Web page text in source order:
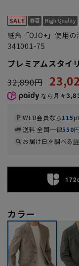
紙糸「OJO+」使用
341001-75
プレミアムスタイ
32,890円
なら 月々
WEB会員なら115
送料 全国一律550
お届け日を調べる
カラー